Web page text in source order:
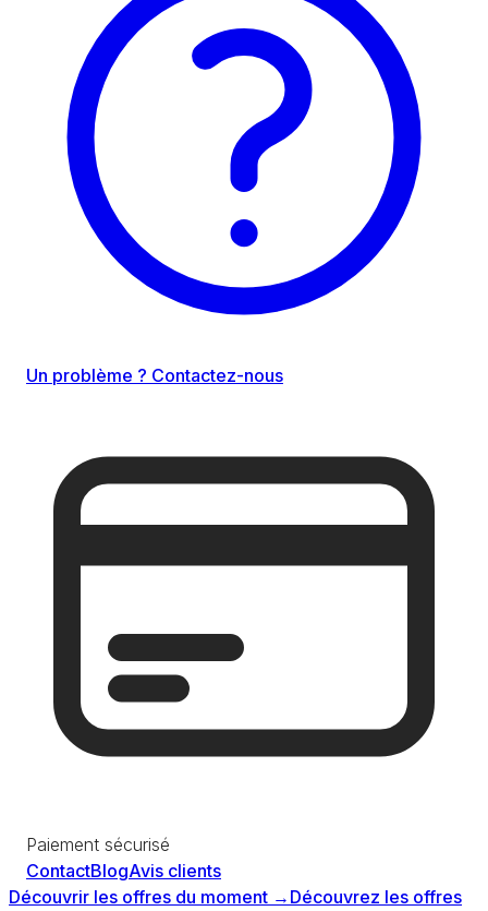
Un problème ? Contactez-nous
Paiement sécurisé
ContactBlogAvis clients
Découvrir les offres du moment → Découvrez les offres